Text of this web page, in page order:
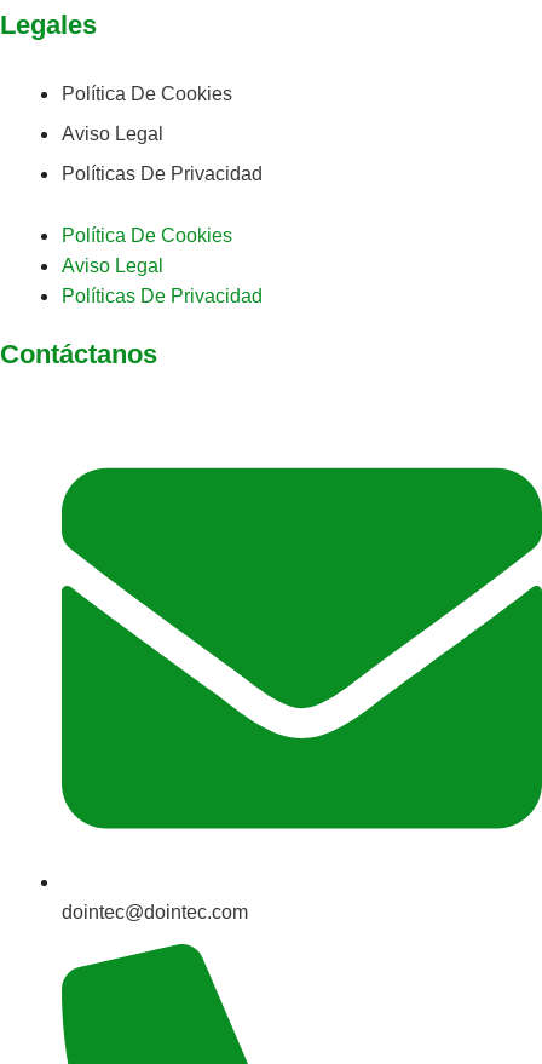
Legales
Política De Cookies
Aviso Legal
Políticas De Privacidad
Política De Cookies
Aviso Legal
Políticas De Privacidad
Contáctanos
dointec@dointec.com